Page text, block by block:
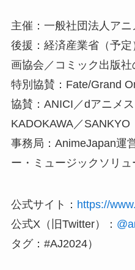
主催：一般社団法人アニ
後援：経済産業省（予
画協会／コミック出版社
特別協賛：Fate/Grand
協賛：ANICI／dアニメ
KADOKAWA／SANKYO
事務局：AnimeJapan運
ー・ミュージックソリュ
公式サイト： https://
公式X（旧Twitter）：
タグ：#AJ2024）